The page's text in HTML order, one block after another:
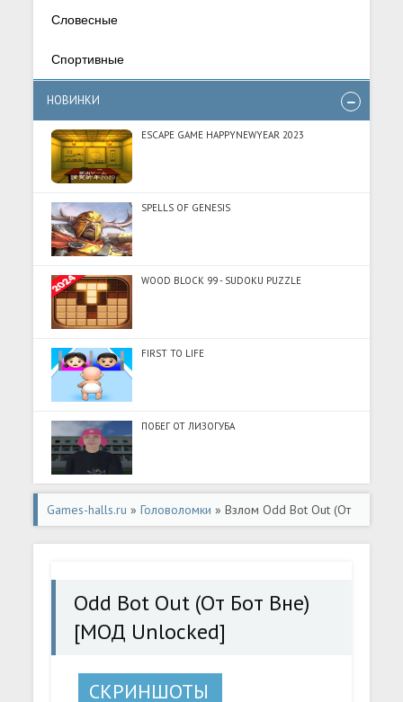
Словесные
Спортивные
НОВИНКИ
ESCAPE GAME HAPPYNEWYEAR 2023
SPELLS OF GENESIS
WOOD BLOCK 99 - SUDOKU PUZZLE
FIRST TO LIFE
ПОБЕГ ОТ ЛИЗОГУБА
Games-halls.ru »Головоломки » Взлом Odd Bot Out (От
Бот Вне) [МОД Unlocked] - последняя версия apk на
Odd Bot Out (От Бот Вне)
[МОД Unlocked]
СКРИНШОТЫ